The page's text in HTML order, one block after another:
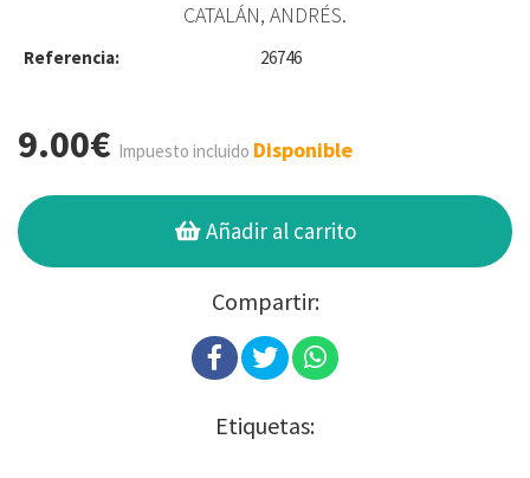
CATALÁN, ANDRÉS.
Referencia: 26746
9.00€ Impuesto incluido Disponible
Añadir al carrito
Compartir:
Etiquetas: